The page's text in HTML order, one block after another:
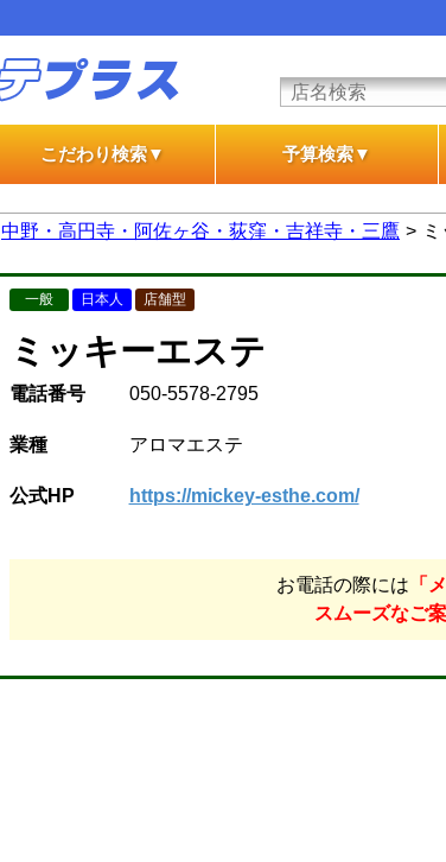
こだわり検索▼
一般エステ
風俗エステ
予算検索▼
一般エステ
風俗エステ
中野・高円寺・阿佐ヶ谷・荻窪・吉祥寺・三鷹
一般 日本人 店舗型
ミッキーエステ
電話番号 050-5578-2795
業種 アロマエステ
公式HP https://mickey-esthe.com/
お電話の際には 「
スムーズなご